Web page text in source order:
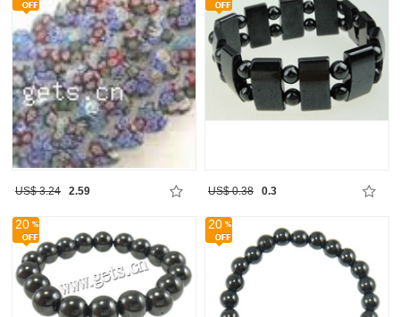
US$ 3.24 2.59 US$ 0.38 0.3
20 20